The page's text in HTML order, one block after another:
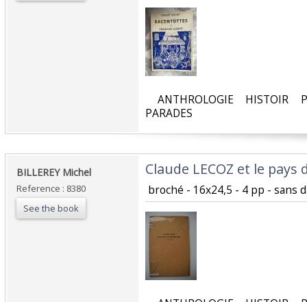
ANTHROLOGIE HISTOIR
PARADES‎
‎BILLEREY Michel‎
Reference : 8380
See the book
‎Claude LECOZ et le pays
broché - 16x24,5 - 4 pp - sans